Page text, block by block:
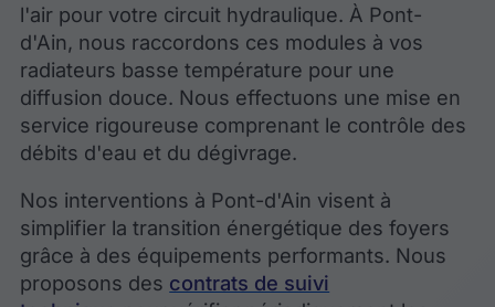
l'air pour votre circuit hydraulique. À Pont-
d'Ain, nous raccordons ces modules à vos
radiateurs basse température pour une
diffusion douce. Nous effectuons une mise en
service rigoureuse comprenant le contrôle des
débits d'eau et du dégivrage.
Nos interventions à Pont-d'Ain visent à
simplifier la transition énergétique des foyers
grâce à des équipements performants. Nous
proposons des contrats de suivi